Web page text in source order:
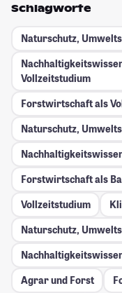
Schlagworte
Naturschutz,
Vollzeitstudium
Forstwirtschaft als
Naturschutz,
Forstwirtschaft als
Vollzeitstudium
Naturschutz,
Agrar und Forst